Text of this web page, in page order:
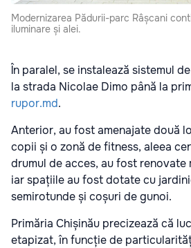
Modernizarea Pădurii-parc Râșcani
iluminare și alei.
În paralel, se instalează sistemul
la strada Nicolae Dimo până la
rupor.md.
Anterior, au fost amenajate două
copii și o zonă de fitness, aleea
drumul de acces, au fost renovate
iar spațiile au fost dotate cu
semirotunde și coșuri de gunoi.
Primăria Chișinău precizează că
etapizat, în funcție de